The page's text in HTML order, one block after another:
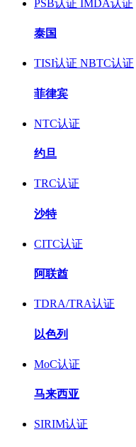
PSB认证 IMDA认证
泰国
TISI认证 NBTC认证
菲律宾
NTC认证
约旦
TRC认证
沙特
CITC认证
阿联酋
TDRA/TRA认证
以色列
MoC认证
马来西亚
SIRIM认证